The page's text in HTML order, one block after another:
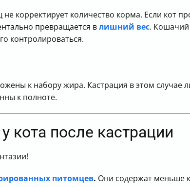
корректирует количество корма. Если кот
превращается влишний вес. Кошачий
контролироваться.
к набору жира. Кастрация в этом случае
к полноте.
кота после кастрации
питомцев. Они содержат меньше